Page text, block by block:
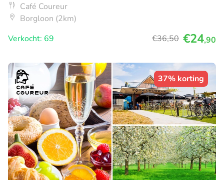
Café Coureur
Borgloon (2km)
Verkocht: 69
€36,50 €24,90
37% korting